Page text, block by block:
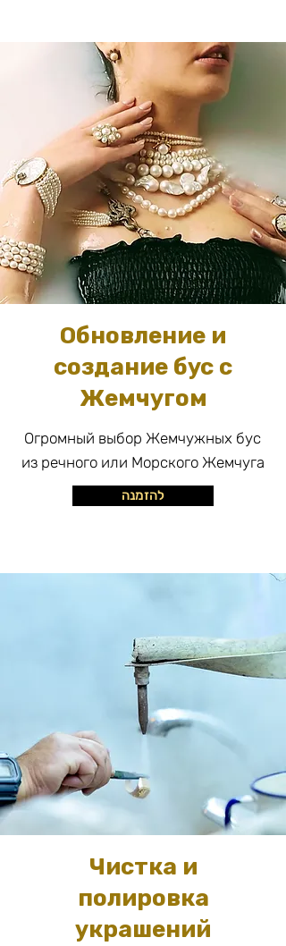
Обновление и
создание бус с
Жемчугом
Огромный выбор Жемчужных бус
из речного или Морского Жемчуга
להזמנה
Чистка и
полировка
украшений